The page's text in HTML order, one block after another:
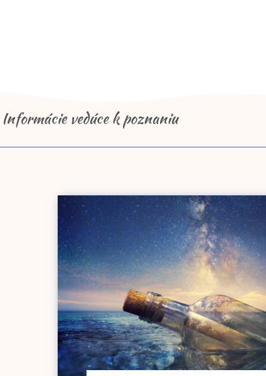
Informácie vedúce k poznaniu